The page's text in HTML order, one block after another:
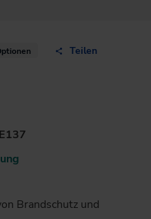
Teilen
Brandschutz und